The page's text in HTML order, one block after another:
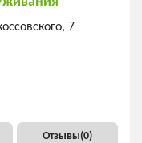
7
Отзывы(0)